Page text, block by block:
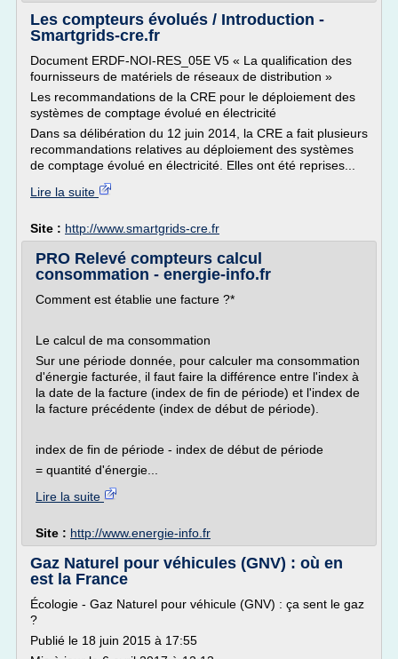
Les compteurs évolués / Introduction -
Smartgrids-cre.fr
Document ERDF-NOI-RES_05E V5 « La qualification des
fournisseurs de matériels de réseaux de distribution »
Les recommandations de la CRE pour le déploiement des
systèmes de comptage évolué en électricité
Dans sa délibération du 12 juin 2014, la CRE a fait plusieurs
recommandations relatives au déploiement des systèmes
de comptage évolué en électricité. Elles ont été reprises...
Lire la suite
Site : http://www.smartgrids-cre.fr
PRO Relevé compteurs calcul
consommation - energie-info.fr
Comment est établie une facture ?*
Le calcul de ma consommation
Sur une période donnée, pour calculer ma consommation
d'énergie facturée, il faut faire la différence entre l'index à
la date de la facture (index de fin de période) et l'index de
la facture précédente (index de début de période).
index de fin de période - index de début de période
= quantité d'énergie...
Lire la suite
Site : http://www.energie-info.fr
Gaz Naturel pour véhicules (GNV) : où en
est la France
Écologie - Gaz Naturel pour véhicule (GNV) : ça sent le gaz
?
Publié le 18 juin 2015 à 17:55